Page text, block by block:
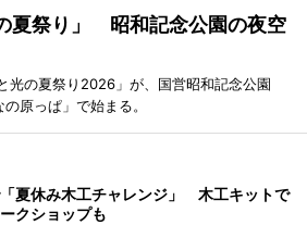
夏祭り」 昭和記念公園の夜空
光の夏祭り2026」が、国営昭和記念公園
原っぱ」で始まる。
夏休み木工チャレンジ」 木工キットで
クショップも